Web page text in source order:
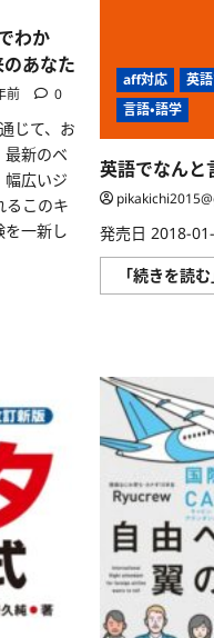
わか
あなた
前 0
じて、お
最新のベ
幅広いジ
るこのキ
を一新し
aff対応
英
言語・語学
英語でなんと
発売日 2018-
「続きを読む